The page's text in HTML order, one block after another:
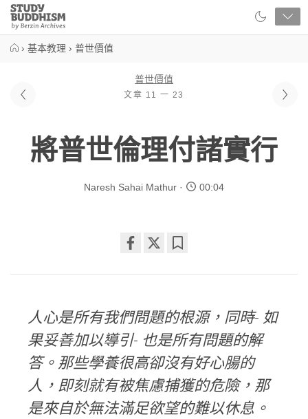
Close
Study
Buddhism
› 基本教理 › 普世價值
普世價值
文章 11 一 23
將普世倫理付諸實行
Naresh Sahai Mathur 00:04
on
人心是所有我們問題的根源，同時- 如
果妥善加以導引- 也是所有問題的解
答。那些學養很高卻沒有好心腸的
人，即刻就有被焦慮捕獲的危險，那
是來自於無法滿足欲望的難以休息。